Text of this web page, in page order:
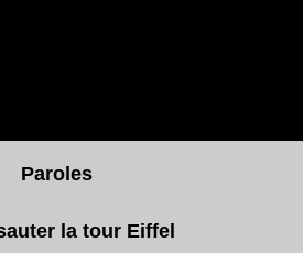
Paroles
la tour Eiffel